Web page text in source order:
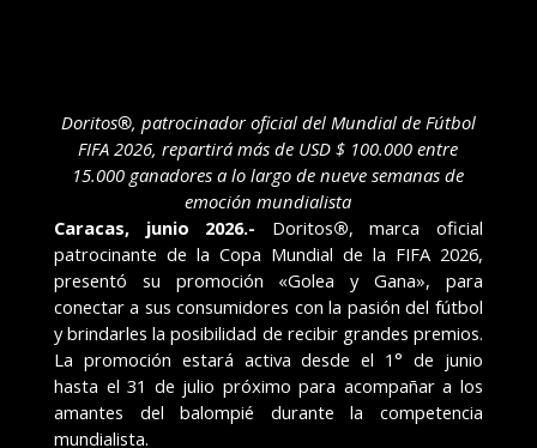
Doritos®, patrocinador oficial del Mundial de Fútbol
FIFA 2026, repartirá más de USD $ 100.000 entre
15.000 ganadores a lo largo de nueve semanas de
emoción mundialista
Caracas, junio 2026.- Doritos®, marca oficial
patrocinante de la Copa Mundial de la FIFA 2026,
presentó su promoción «Golea y Gana», para
conectar a sus consumidores con la pasión del fútbol
y brindarles la posibilidad de recibir grandes premios.
La promoción estará activa desde el 1° de junio
hasta el 31 de julio próximo para acompañar a los
amantes del balompié durante la competencia
mundialista.